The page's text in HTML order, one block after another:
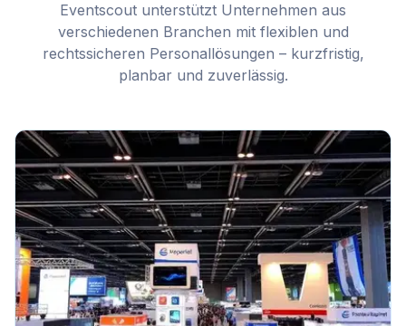
Eventscout unterstützt Unternehmen aus
verschiedenen Branchen mit flexiblen und
rechtssicheren Personallösungen – kurzfristig,
planbar und zuverlässig.